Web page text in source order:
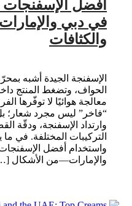
أفضل الإسفنجات
في دبي
والكثافات
الإسفنجة الجيدة أشبه
الحواف، وتضغط المنتج
معالجة هوائيًا لا توفّرها
“فاخر” ليس مجرد شعار؛
وارتداد الإسفنجة، ودقّة
التركيبات المختلفة. في ما
واستخدام أفضل
والإمارات—من الأشكال